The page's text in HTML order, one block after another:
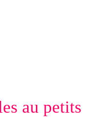
au petits